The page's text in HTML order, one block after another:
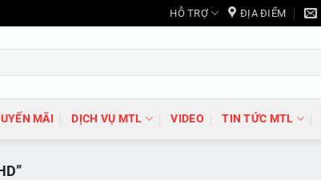
HỖ TRỢ ĐỊA ĐIỂM
MÃI DỊCH VỤ MTL VIDEO TIN TỨC MTL